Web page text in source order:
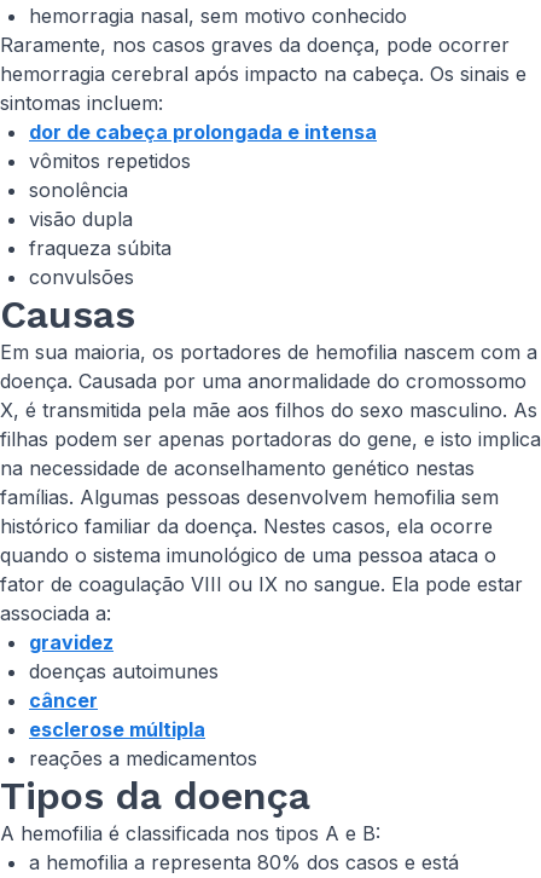
hemorragia nasal, sem motivo conhecido
Raramente, nos casos graves da doença, pode ocorrer
hemorragia cerebral após impacto na cabeça. Os sinais e
sintomas incluem:
dor de cabeça prolongada e intensa
vômitos repetidos
sonolência
visão dupla
fraqueza súbita
convulsões
Causas
Em sua maioria, os portadores de hemofilia nascem com a
doença. Causada por uma anormalidade do cromossomo
X, é transmitida pela mãe aos filhos do sexo masculino. As
filhas podem ser apenas portadoras do gene, e isto implica
na necessidade de aconselhamento genético nestas
famílias. Algumas pessoas desenvolvem hemofilia sem
histórico familiar da doença. Nestes casos, ela ocorre
quando o sistema imunológico de uma pessoa ataca o
fator de coagulação VIII ou IX no sangue. Ela pode estar
associada a:
gravidez
doenças autoimunes
câncer
esclerose múltipla
reações a medicamentos
Tipos da doença
A hemofilia é classificada nos tipos A e B:
a hemofilia a representa 80% dos casos e está